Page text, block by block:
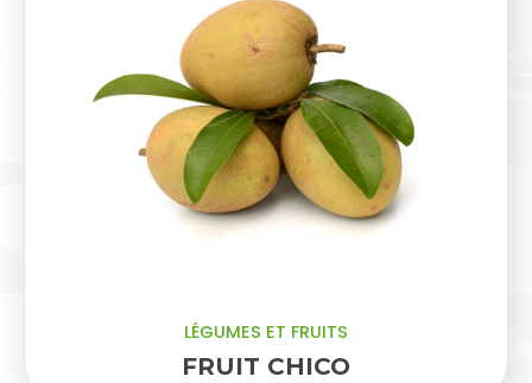
LÉGUMES ET FRUITS
FRUIT CHICO